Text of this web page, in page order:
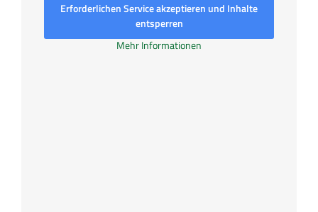
Erforderlichen Service akzeptieren und Inhalte
entsperren
Mehr Informationen